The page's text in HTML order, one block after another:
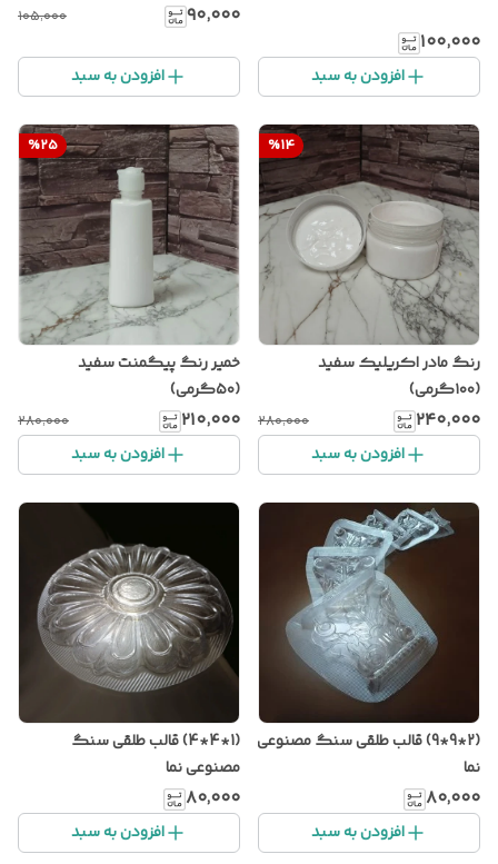
۱۰۰٬۰۰۰
افزودن به سبد
۹۰٬۰۰۰ ۱۰۵٬۰۰۰
افزودن به سبد
%14
رنگ مادر اکریلیک سفید
(۱۰۰گرمی)
۲۴۰٬۰۰۰ ۲۸۰٬۰۰۰
افزودن به سبد
%25
خمیر رنگ پیگمنت سفید
(۵۰گرمی)
۲۱۰٬۰۰۰ ۲۸۰٬۰۰۰
افزودن به سبد
(2*9*9) قالب طلقی سنگ مصنوعی
نما
۸۰٬۰۰۰
افزودن به سبد
(1*4*4) قالب طلقی سنگ
مصنوعی نما
۸۰٬۰۰۰
افزودن به سبد